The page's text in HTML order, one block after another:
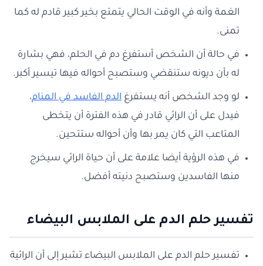
الغمة وأنه في الوقت الحالي يتمتع بخير كبير قادم له كما
تمنى.
في حالة أن الشخص أستفرغ دم في الحلم، فهي بشارة
له بأن ديونه ستنقضي وستصبح أحواله فيها تيسير أكبر.
لو وجد الشخص أنه يستفرغ الدم الفاسد في المنام،
فيدل على أن الرائي قادر في هذه الفترة أن يتخطى
المتاعب التي كان يمر بها وأن أحواله ستتحين.
في هذه الرؤية أيضا علامة على أن حياة الرائي سيخرج
منها الفاسدين وستصبح دنيته أفضل.
تفسير حلم الدم على الملابس البيضاء
تفسير حلم الدم على الملابس البيضاء تشير إلى أن الرائية